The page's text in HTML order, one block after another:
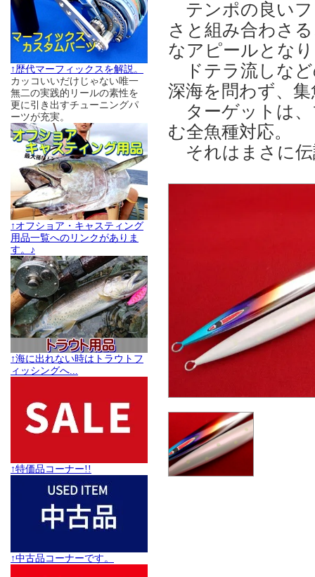
↑歴代マーフィックスを解説。
カッコいいだけじゃない唯一
無二の実践的リールの素性を
更に引き出すチューニングパ
ーツが充実。
↑オフショア・キャスティング
用品一覧へのリンクがありま
す。♪
↑海に出れない時はトラウトフ
ィッシングへ...
↑特価品コーナー!!
↑中古品コーナーです。
テンポの良いフ
さと組み合わさ
なアピールとな
ドテラ流しなど
深海を問わず、
ターゲットは、
む全魚種対応。
それはまさに伝